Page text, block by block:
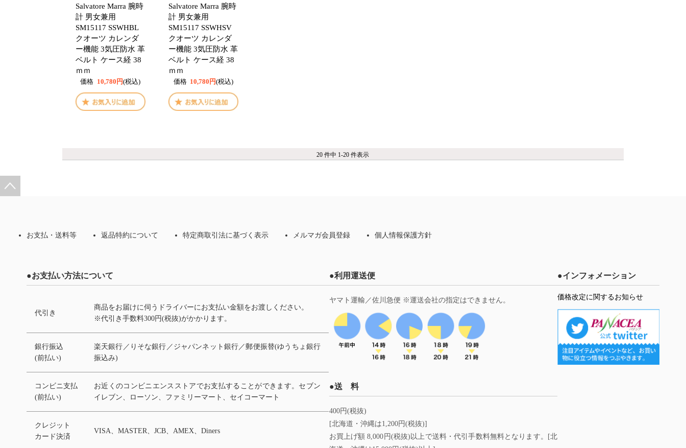
Salvatore Marra 腕時
計 男女兼用
SM15117 SSWHBL
クオーツ カレンダ
ー機能 3気圧防水 革
ベルト ケース経 38
ｍｍ
価格 10,780円(税込)
Salvatore Marra 腕時
計 男女兼用
SM15117 SSWHSV
クオーツ カレンダ
ー機能 3気圧防水 革
ベルト ケース経 38
ｍｍ
価格 10,780円(税込)
20 件中 1-20 件表示
お支払・送料等 返品特約について 特定商取引法に基づく表示 メルマガ会員登録 個人情報保護方針
●お支払い方法について
代引き
商品をお届けに伺うドライバーにお支払い金額をお渡しください。
※代引き手数料300円(税抜)がかかります。
銀行振込
(前払い)
楽天銀行／りそな銀行／ジャパンネット銀行／郵便振替(ゆうちょ銀行
振込み)
コンビニ支払
(前払い)
お近くのコンビニエンスストアでお支払することができます。セブン
イレブン、ローソン、ファミリーマート、セイコーマート
クレジット
カード決済
VISA、MASTER、JCB、AMEX、Diners
●利用運送便
ヤマト運輸／佐川急便 ※運送会社の指定はできません。
●送 料
400円(税抜)
[北海道・沖縄は1,200円(税抜)]
お買上げ額 8,000円(税抜)以上で送料・代引手数料無料となります。[北
●インフォメーション
価格改定に関するお知らせ